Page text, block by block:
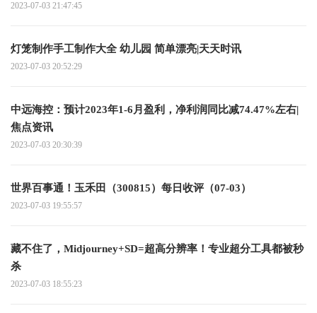
2023-07-03 21:47:45
灯笼制作手工制作大全 幼儿园 简单漂亮|天天时讯
2023-07-03 20:52:29
中远海控：预计2023年1-6月盈利，净利润同比减74.47%左右|
焦点资讯
2023-07-03 20:30:39
世界百事通！玉禾田（300815）每日收评（07-03）
2023-07-03 19:55:57
藏不住了，Midjourney+SD=超高分辨率！专业超分工具都被秒
杀
2023-07-03 18:55:23